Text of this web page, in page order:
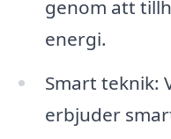
genom att
energi.
Smart teknik:
erbjuder